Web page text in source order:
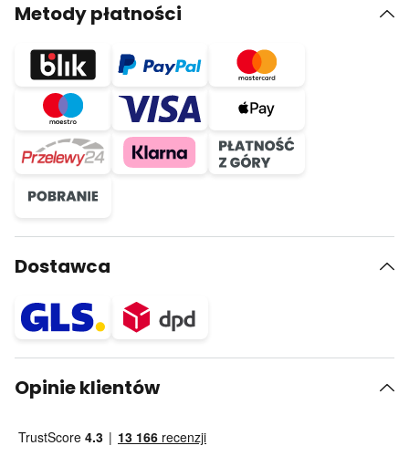
Metody płatności
Dostawca
Opinie klientów